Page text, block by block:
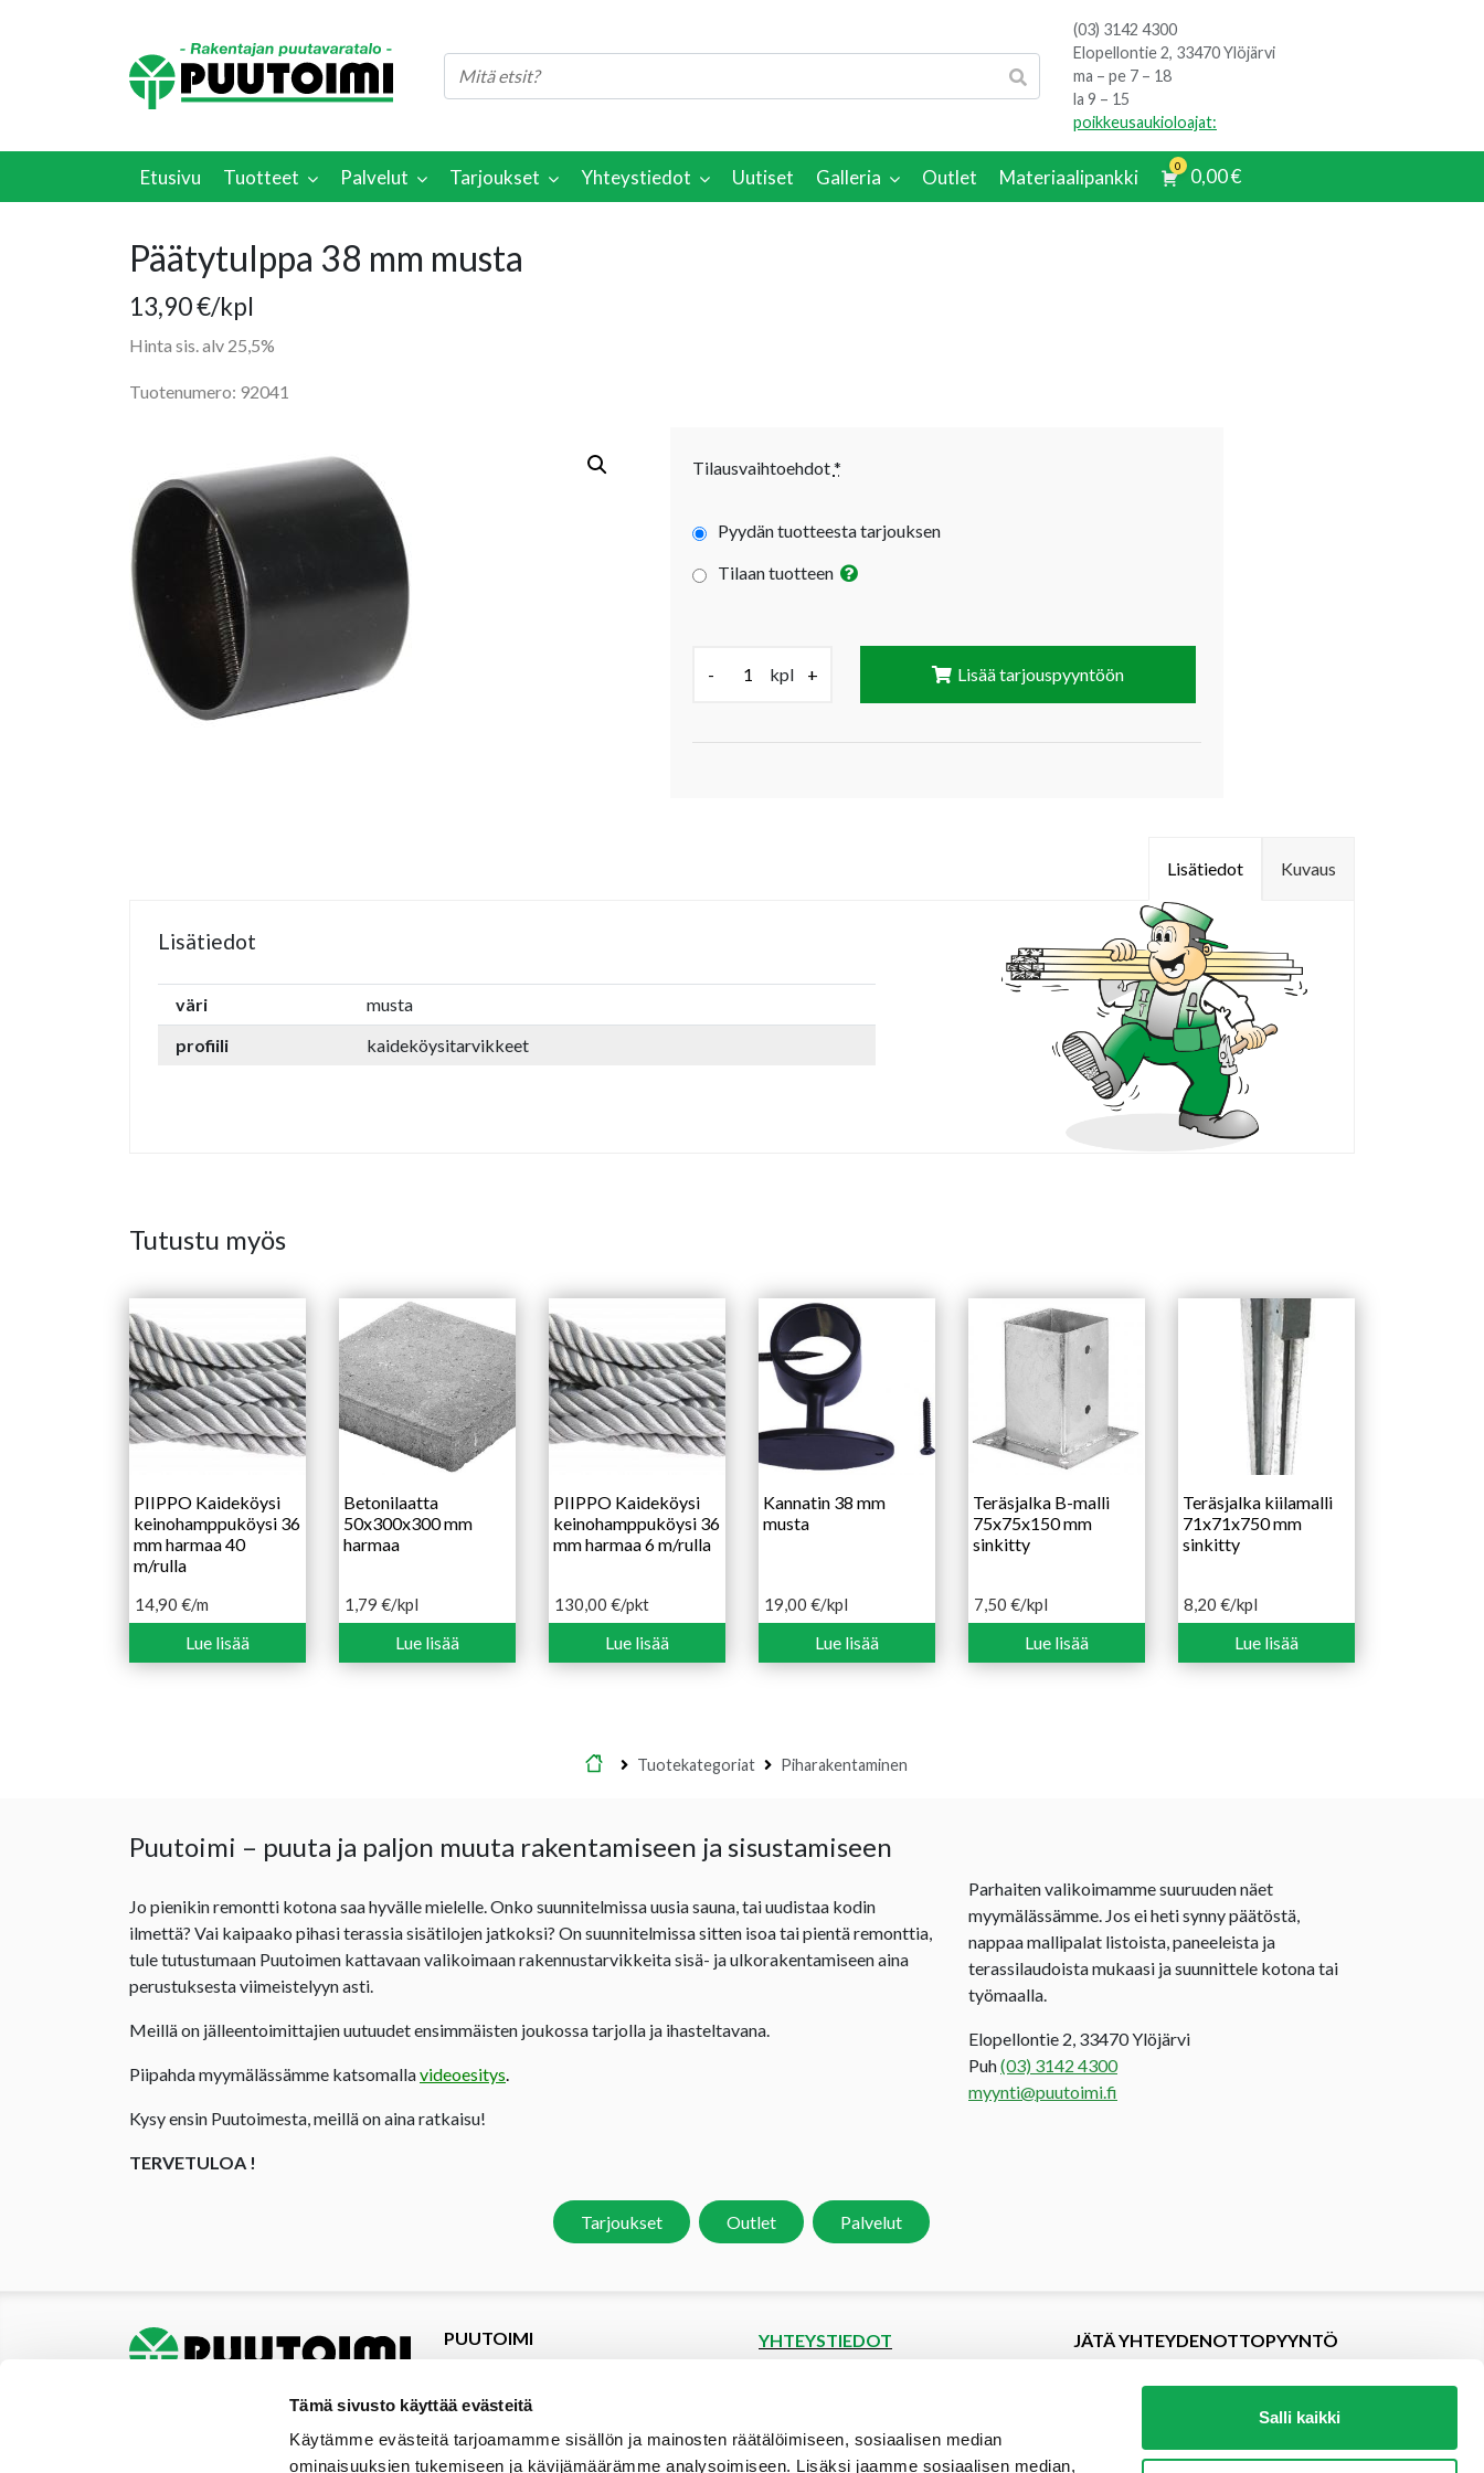
Tämä sivusto käyttää evästeitä
Käytämme evästeitä tarjoamamme sisällön ja mainosten räätälöimiseen, sosiaalisen median
ominaisuuksien tukemiseen ja kävijämäärämme analysoimiseen. Lisäksi jaamme sosiaalisen median,
Salli kaikki
(03) 3142 4300
Elopellontie 2, 33470 Ylöjärvi
ma – pe 7 – 18
la 9 – 15
poikkeusaukioloajat:
Etusivu Tuotteet Palvelut Tarjoukset Yhteystiedot Uutiset Galleria Outlet Materiaalipankki 0 0,00€
Päätytulppa 38 mm musta
13,90€/kpl
Hinta sis. alv 25,5%
Tuotenumero: 92041
Tilausvaihtoehdot*
Pyydän tuotteesta tarjouksen
Tilaan tuotteen
- kpl + Lisää tarjouspyyntöön
Kuvaus
Lisätiedot
Lisätiedot
väri
musta
profiili
kaideköysitarvikkeet
Tutustu myös
PIIPPO Kaideköysi
keinohamppuköysi 36
mm harmaa 40
m/rulla
14,90 €/m
Lue lisää
Betonilaatta
50x300x300 mm
harmaa
1,79 €/kpl
Lue lisää
PIIPPO Kaideköysi
keinohamppuköysi 36
mm harmaa 6 m/rulla
130,00 €/pkt
Lue lisää
Kannatin 38 mm
musta
19,00 €/kpl
Lue lisää
Teräsjalka B-malli
75x75x150 mm
sinkitty
7,50 €/kpl
Lue lisää
Teräsjalka kiilamalli
71x71x750 mm
sinkitty
8,20 €/kpl
Lue lisää
Etusivu
Tuotekategoriat Piharakentaminen
Puutoimi – puuta ja paljon muuta rakentamiseen ja sisustamiseen
Jo pienikin remontti kotona saa hyvälle mielelle. Onko suunnitelmissa uusia sauna, tai uudistaa kodin
ilmettä? Vai kaipaako pihasi terassia sisätilojen jatkoksi? On suunnitelmissa sitten isoa tai pientä remonttia,
tule tutustumaan Puutoimen kattavaan valikoimaan rakennustarvikkeita sisä- ja ulkorakentamiseen aina
perustuksesta viimeistelyyn asti.
Meillä on jälleentoimittajien uutuudet ensimmäisten joukossa tarjolla ja ihasteltavana.
Piipahda myymälässämme katsomallavideoesitys.
Kysy ensin Puutoimesta, meillä on aina ratkaisu!
TERVETULOA !
Tarjoukset Outlet Palvelut
Parhaiten valikoimamme suuruuden näet
myymälässämme. Jos ei heti synny päätöstä,
nappaa mallipalat listoista, paneeleista ja
terassilaudoista mukaasi ja suunnittele kotona tai
työmaalla.
Elopellontie 2, 33470 Ylöjärvi
Puh(03) 3142 4300
myynti@puutoimi.fi
PUUTOIMI
Tarjoukset
Yhteystiedot
YHTEYSTIEDOT
Elopellontie 2, 33470 Ylöjärvi
Puh (03) 3142 4300 (vaihde)
JÄTÄ YHTEYDENOTTOPYYNTÖ